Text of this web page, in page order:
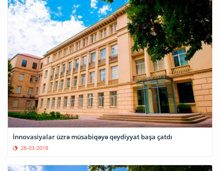
İnnovasiyalar üzrə müsabiqəyə qeydiyyat başa çatdı
28-03-2018